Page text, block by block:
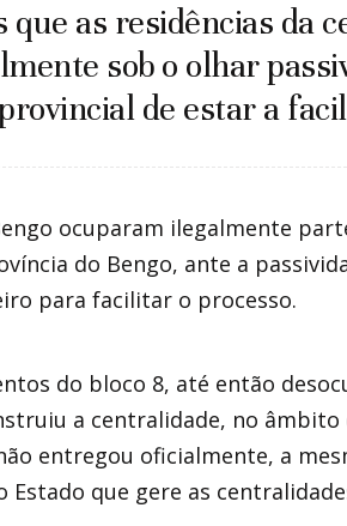
que as residências da
sob o olhar
de estar a
ocuparam ilegalmente
do Bengo, ante a
para facilitar o processo.
do bloco 8, até então
a centralidade, no
entregou oficialmente, a
que gere as